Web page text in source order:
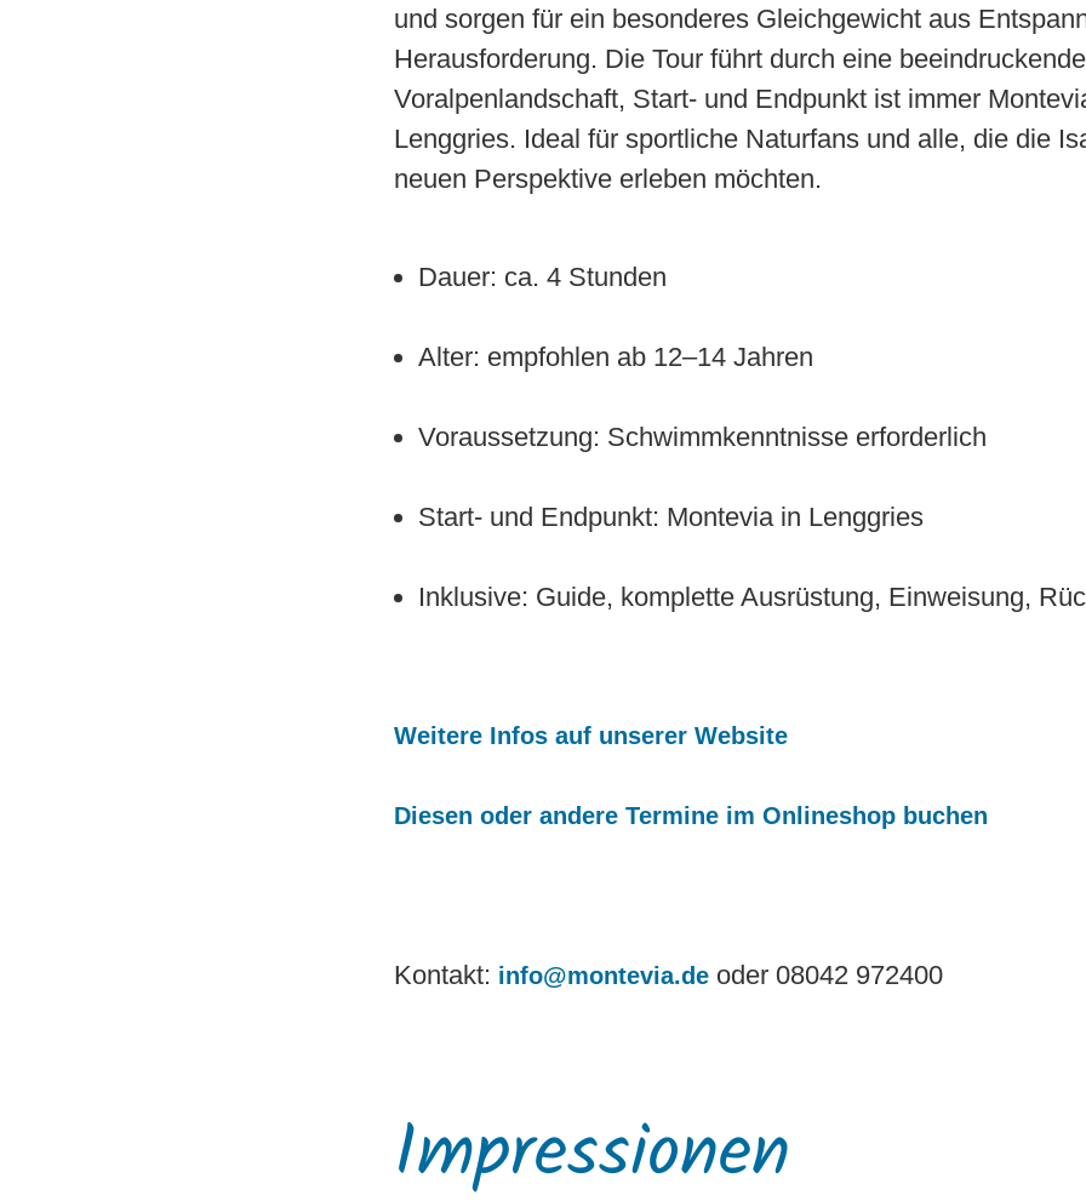
und sorgen für ein besonderes Gleichgewicht aus
Herausforderung. Die Tour führt durch eine beeindruckende
Voralpenlandschaft, Start- und Endpunkt ist immer
Lenggries. Ideal für sportliche Naturfans und alle, die die
neuen Perspektive erleben möchten.
Dauer: ca. 4 Stunden
Alter: empfohlen ab 12–14 Jahren
Voraussetzung: Schwimmkenntnisse erforderlich
Start- und Endpunkt: Montevia in Lenggries
Inklusive: Guide, komplette Ausrüstung, Einweisung,
Weitere Infos auf unserer Website
Diesen oder andere Termine im Onlineshop buchen
Kontakt: info@montevia.deoder 08042 972400
Impressionen